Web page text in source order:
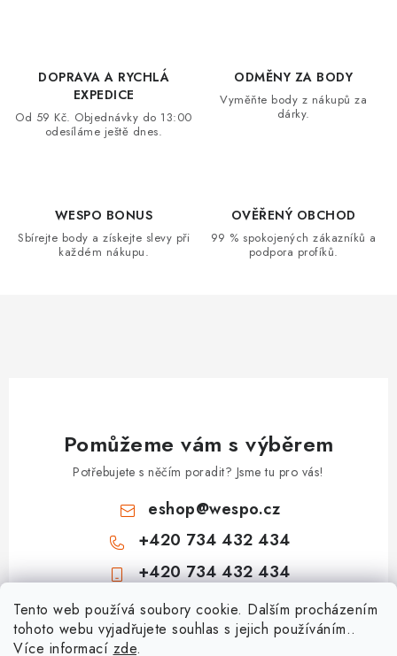
Tento web používá soubory cookie. Dalším procházením
tohoto webu vyjadřujete souhlas s jejich používáním..
Více informací zde.
DOPRAVA A RYCHLÁ
EXPEDICE
Od 59 Kč. Objednávky do 13:00
odesíláme ještě dnes.
ODMĚNY ZA BODY
Vyměňte body z nákupů za
dárky.
WESPO BONUS
Sbírejte body a získejte slevy při
každém nákupu.
OVĚŘENÝ OBCHOD
99 % spokojených zákazníků a
podpora profíků.
Pomůžeme vám s výběrem
Potřebujete s něčím poradit? Jsme tu pro vás!
eshop@wespo.cz
+420 734 432 434
+420 734 432 434